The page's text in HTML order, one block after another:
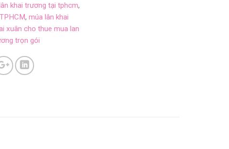
khai trương tại tphcm,
, múa lân khai
xuân cho thue mua lan
trọn gói